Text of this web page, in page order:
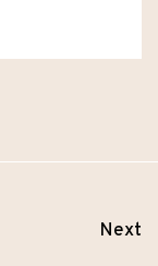
Next